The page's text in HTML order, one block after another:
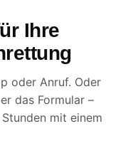
Ihre
oder Anruf. Oder
das Formular –
mit einem